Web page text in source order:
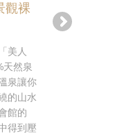
觀裸
美人
天然泉
泉讓你
的山水
館的
得到壓
享受渡假時